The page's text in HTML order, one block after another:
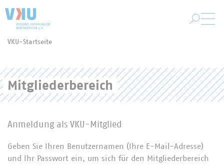
VKU-Startseite
Mitgliederbereich
Anmeldung als VKU-Mitglied
Geben Sie Ihren Benutzernamen (Ihre E-Mail-Adresse)
und Ihr Passwort ein, um sich für den Mitgliederbereich